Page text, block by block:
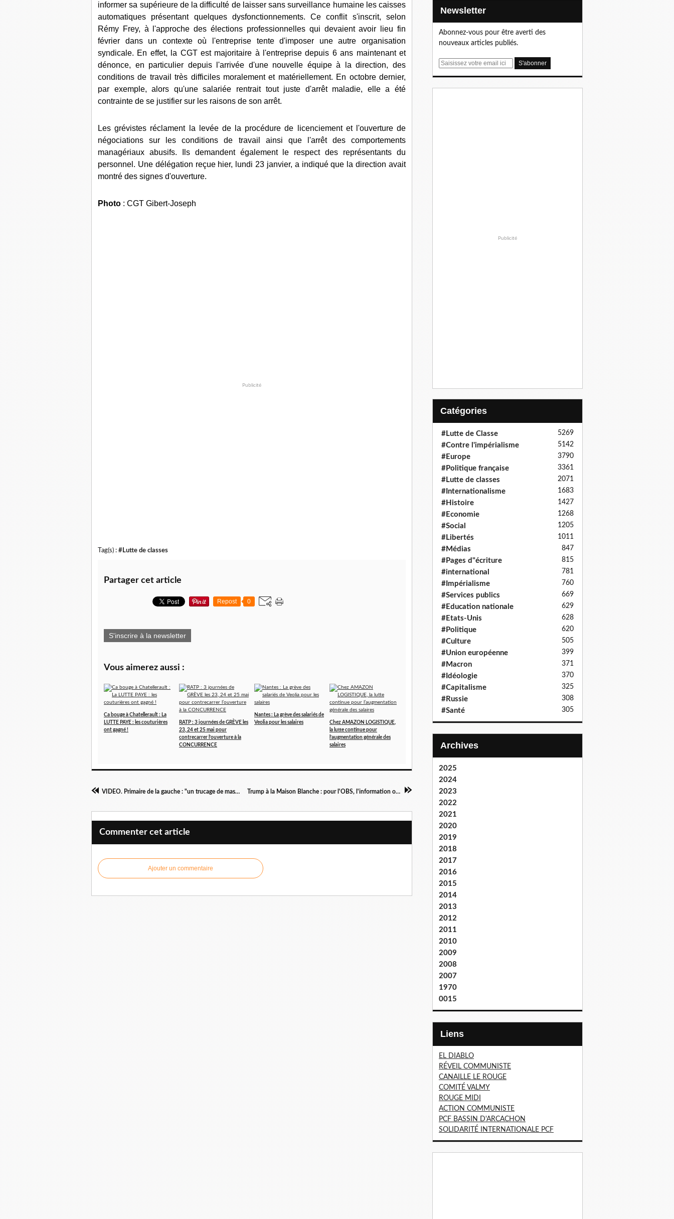
informer sa supérieure de la difficulté de laisser sans surveillance humaine les caisses
automatiques présentant quelques dysfonctionnements. Ce conflit s'inscrit, selon
Rémy Frey, à l'approche des élections professionnelles qui devaient avoir lieu fin
février dans un contexte où l'entreprise tente d'imposer une autre organisation
syndicale. En effet, la CGT est majoritaire à l'entreprise depuis 6 ans maintenant et
dénonce, en particulier depuis l'arrivée d'une nouvelle équipe à la direction, des
conditions de travail très difficiles moralement et matériellement. En octobre dernier,
par exemple, alors qu'une salariée rentrait tout juste d'arrêt maladie, elle a été
contrainte de se justifier sur les raisons de son arrêt.
Les grévistes réclament la levée de la procédure de licenciement et l'ouverture de
négociations sur les conditions de travail ainsi que l'arrêt des comportements
managériaux abusifs. Ils demandent également le respect des représentants du
personnel. Une délégation reçue hier, lundi 23 janvier, a indiqué que la direction avait
montré des signes d'ouverture.
Photo : CGT Gibert-Joseph
Publicité
Tag(s) : #Lutte de classes
Partager cet article
Repost 0
S'inscrire à la newsletter
Vous aimerez aussi :
Ca bouge à Chatellerault : La
LUTTE PAYE : les couturières
ont gagné !
RATP : 3 journées de GRÈVE les
23, 24 et 25 mai pour
contrecarrer l’ouverture à la
CONCURRENCE
Nantes : La grève des salariés de
Veolia pour les salaires
Chez AMAZON LOGISTIQUE,
la lutte continue pour
l’augmentation générale des
salaires
VIDEO. Primaire de la gauche : "un trucage de masse", pour Jean-Luc Mélenchon Trump à la Maison Blanche : pour l'OBS, l'information objective est un sport de combat...
Commenter cet article
Ajouter un commentaire
Newsletter
Abonnez-vous pour être averti des
nouveaux articles publiés.
E
Publicité
Catégories
#Lutte de Classe 5269
#Contre l'impérialisme 5142
#Europe 3790
#Politique française 3361
#Lutte de classes 2071
#Internationalisme 1683
#Histoire 1427
#Economie 1268
#Social 1205
#Libertés 1011
#Médias 847
#Pages d"écriture 815
#international 781
#Impérialisme 760
#Services publics 669
#Education nationale 629
#Etats-Unis 628
#Politique 620
#Culture 505
#Union européenne 399
#Macron 371
#Idéologie 370
#Capitalisme 325
#Russie 308
#Santé 305
Archives
2025
2024
2023
2022
2021
2020
2019
2018
2017
2016
2015
2014
2013
2012
2011
2010
2009
2008
2007
1970
0015
Liens
EL DIABLO
RÉVEIL COMMUNISTE
CANAILLE LE ROUGE
COMITÉ VALMY
ROUGE MIDI
ACTION COMMUNISTE
PCF BASSIN D'ARCACHON
SOLIDARITÉ INTERNATIONALE PCF